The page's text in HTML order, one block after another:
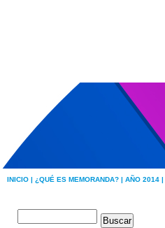
INICIO | ¿QUÉ ES MEMORANDA? | AÑO 2014 |